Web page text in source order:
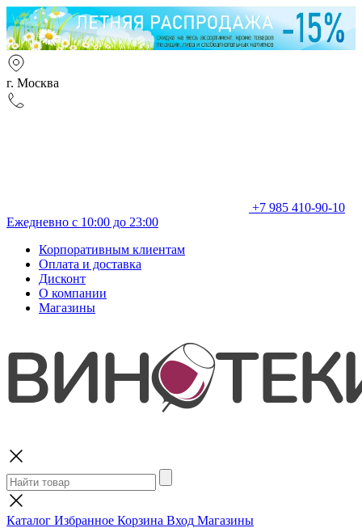
г. Москва
+7 985 410-90-10
Ежедневно с 10:00 до 23:00
Корпоративным клиентам
Оплата и доставка
Дисконт
О компании
Магазины
Каталог Избранное Корзина Вход Магазины